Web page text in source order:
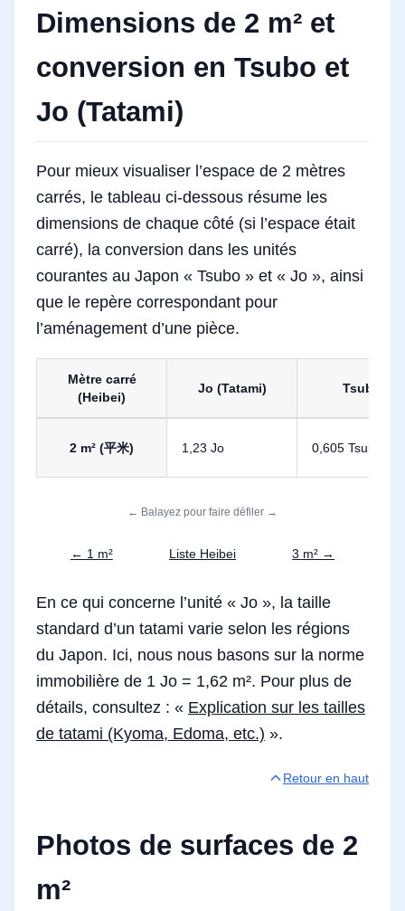
Dimensions de 2 m² et
conversion en Tsubo et
Jo (Tatami)
Pour mieux visualiser l’espace de 2 mètres
carrés, le tableau ci-dessous résume les
dimensions de chaque côté (si l’espace était
carré), la conversion dans les unités
courantes au Japon « Tsubo » et « Jo », ainsi
que le repère correspondant pour
l’aménagement d’une pièce.
Mètre carré
(Heibei)
Jo (Tatami) Tsubo
2 m² (平米) 1,23 Jo 0,605 Tsubo
← Balayez pour faire défiler →
← 1 m² Liste Heibei 3 m² →
En ce qui concerne l’unité « Jo », la taille
standard d’un tatami varie selon les régions
du Japon. Ici, nous nous basons sur la norme
immobilière de 1 Jo = 1,62 m². Pour plus de
détails, consultez : « Explication sur les tailles
de tatami (Kyoma, Edoma, etc.) ».
Retour en haut
Photos de surfaces de 2
m²